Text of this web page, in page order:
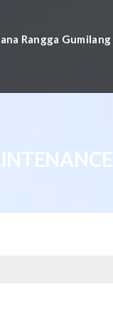
Rangga Gumilang